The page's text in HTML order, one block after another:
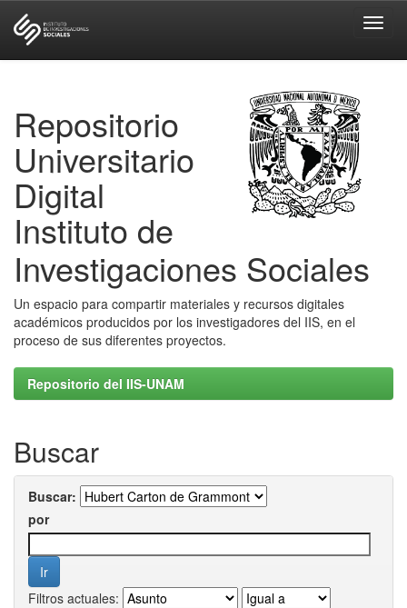
Repositorio
Universitario
Digital
Instituto de
Investigaciones Sociales
Un espacio para compartir materiales y recursos digitales
académicos producidos por los investigadores del IIS, en el
proceso de sus diferentes proyectos.
Repositorio del IIS-UNAM
Buscar
Buscar:
por
Filtros actuales: